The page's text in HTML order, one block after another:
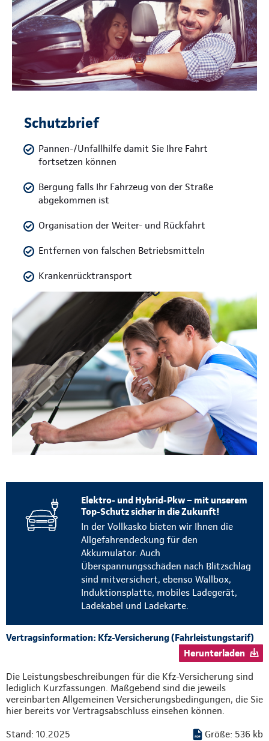
Schutzbrief
Pannen-/Unfallhilfe damit Sie Ihre Fahrt
fortsetzen können
Bergung falls Ihr Fahrzeug von der Straße
abgekommen ist
Organisation der Weiter- und Rückfahrt
Entfernen von falschen Betriebsmitteln
Krankenrücktransport
Elektro- und Hybrid-Pkw – mit unserem
Top-Schutz sicher in die Zukunft!
In der Vollkasko bieten wir Ihnen die
Allgefahrendeckung für den
Akkumulator. Auch
Überspannungsschäden nach Blitzschlag
sind mitversichert, ebenso Wallbox,
Induktionsplatte, mobiles Ladegerät,
Ladekabel und Ladekarte.
Vertragsinformation: Kfz-Versicherung (Fahrleistungstarif)
Herunterladen
Die Leistungsbeschreibungen für die Kfz-Versicherung sind
lediglich Kurzfassungen. Maßgebend sind die jeweils
vereinbarten Allgemeinen Versicherungsbedingungen, die Sie
hier bereits vor Vertragsabschluss einsehen können.
Stand: 10.2025 Größe: 536 kb